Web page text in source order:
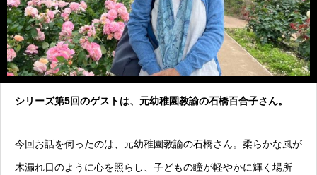
シリーズ第5回のゲストは、元幼稚園教諭の石橋百合子さん。
今回お話を伺ったのは、元幼稚園教諭の石橋さん。柔らかな風が
木漏れ日のように心を照らし、子どもの瞳が軽やかに輝く場所